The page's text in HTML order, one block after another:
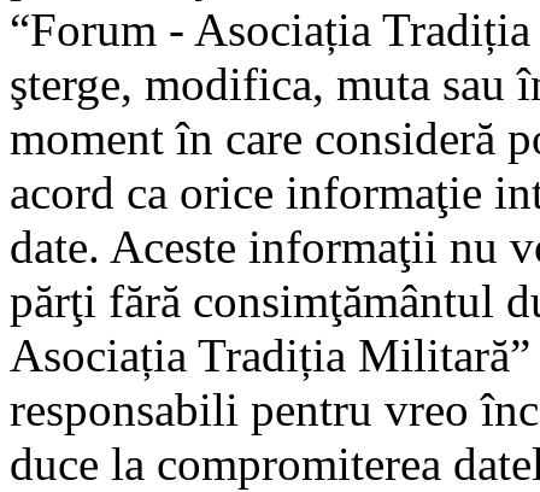
“Forum - Asociația
şterge, modifica, muta sau
moment în care consideră
acord ca orice informaţie
date. Aceste informaţii nu
părţi fără consimţământul
Asociația Tradiția
responsabili pentru vreo
duce la compromiterea